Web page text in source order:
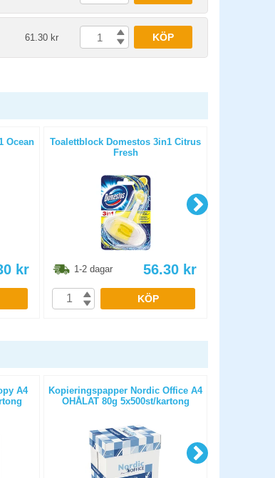
61.30 kr KÖP
Ocean
kr
Toalettblock Domestos 3in1 Citrus
Fresh
1-2 dagar 56.30 kr
KÖP
A4
Kopieringspapper Nordic Office A4
OHÅLAT 80g 5x500st/kartong